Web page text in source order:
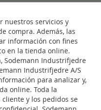
nuestros servicios y
compra. Además, las
información con fines
en la tienda online.
Sodemann Industrifjedre
Industrifjedre A/S
para analizar y,
online. Toda la
y los pedidos se